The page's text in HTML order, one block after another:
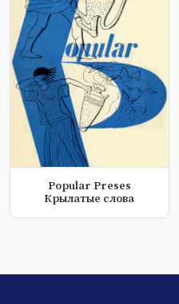
Popular Preses
Крылатые слова